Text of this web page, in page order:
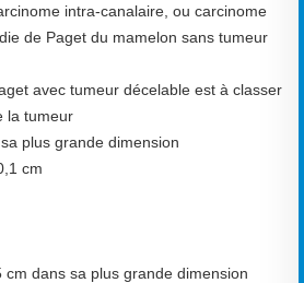
intra-canalaire, ou carcinome
de Paget du mamelon sans tumeur
avec tumeur décelable est à classer
la tumeur
plus grande dimension
cm
cm dans sa plus grande dimension